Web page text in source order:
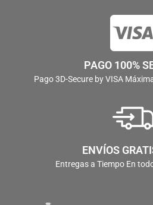
PAGO 100%
Pago 3D-Secure by VISA
ENVÍOS
Entregas a Tiempo En